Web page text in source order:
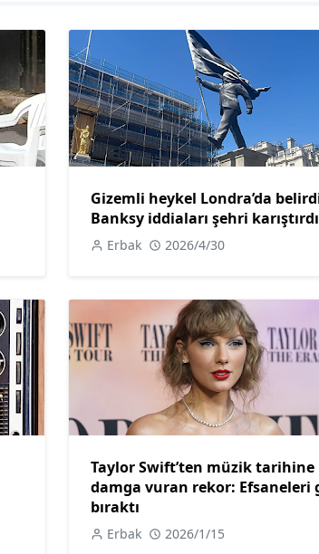
Gizemli heykel Londra’da
Banksy iddiaları şehri karıştırdı
Erbak 2026/4/30
Taylor Swift’ten müzik tarihine
damga vuran rekor: Efsaneleri
bıraktı
Erbak 2026/1/15